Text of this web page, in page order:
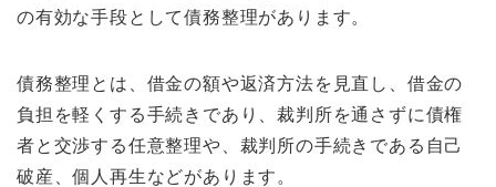
の有効な手段として債務整理があります。
債務整理とは、借金の額や返済方法を見直し、借金の
負担を軽くする手続きであり、裁判所を通さずに債権
者と交渉する任意整理や、裁判所の手続きである自己
破産、個人再生などがあります。